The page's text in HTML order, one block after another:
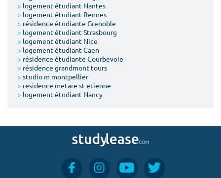
> logement étudiant Nantes
> logement étudiant Rennes
> résidence étudiante Grenoble
> logement étudiant Strasbourg
> logement étudiant Nice
> logement étudiant Caen
> résidence étudiante Courbevoie
> résidence grandmont tours
> studio m montpellier
> residence metare st etienne
> logement étudiant Nancy